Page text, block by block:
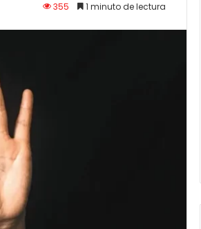
355 1 minuto de lectura